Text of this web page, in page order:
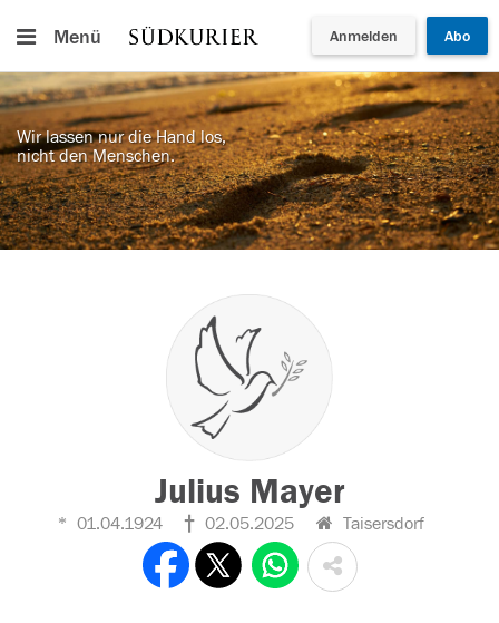
Menü Anmelden Abo
Wir lassen nur die Hand los,
nicht den Menschen.
Julius Mayer
01.04.1924 02.05.2025 Taisersdorf